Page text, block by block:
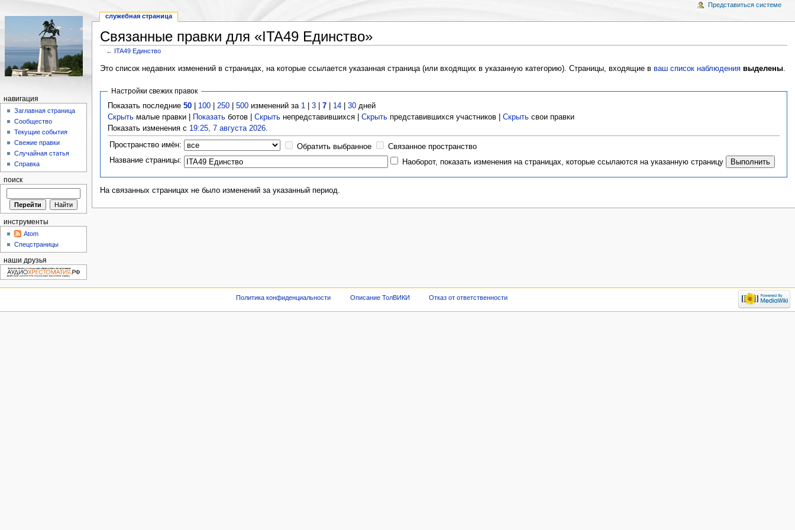
Связанные правки для «ITA49 Единство»
← ITA49 Единство
Это список недавних изменений в страницах, на которые ссылается указанная страница (или входящих в указанную категорию). Страницы, входящие в ваш список наблюдения выделены.
Настройки свежих правок
Показать последние50 100 250 |500 изменений за 1 |3 |7 14 |30 дней
Скрыть малые правки | Показать ботов |Скрыть непредставившихся |Скрыть представившихся участников |Скрыть свои правки
Показать изменения с 19:25, 7 августа 2026
Пространство имён: Обратить выбранное
Связанное пространство
Название страницы:
Наоборот, показать изменения на страницах, которые ссылаются на указанную страницу
На связанных страницах не было изменений за указанный период.
служебная страница
Представиться системе
навигация
Заглавная страница
Сообщество
Текущие события
Свежие правки
Случайная статья
Справка
поиск
инструменты
Atom
Спецстраницы
наши друзья
Политика конфиденциальности Описание ТолВИКИ Отказ от ответственности